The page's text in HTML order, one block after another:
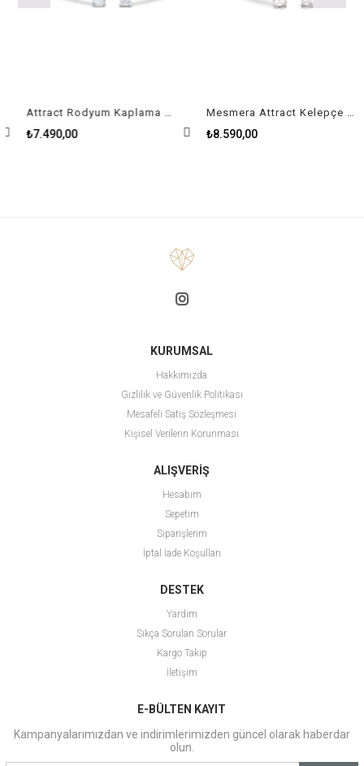
Attract Rodyum Kaplama Kadın Kelepçe Size M
₺7.490,00
Mesmera Attract Kelepçe Karışık kesimler, Beyaz, Rodyum kaplama Size L
₺8.590,00
KURUMSAL
Hakkımızda
Gizlilik ve Güvenlik Politikası
Mesafeli Satış Sözleşmesi
Kişisel Verilerin Korunması
ALIŞVERİŞ
Hesabım
Sepetim
Siparişlerim
İptal İade Koşulları
DESTEK
Yardım
Sıkça Sorulan Sorular
Kargo Takip
İletişim
E-BÜLTEN KAYIT
Kampanyalarımızdan ve indirimlerimizden güncel olarak haberdar
olun.